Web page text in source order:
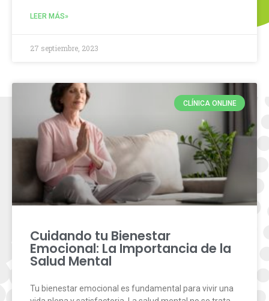
LEER MÁS»
27 septiembre, 2023
CLÍNICA ONLINE
Cuidando tu Bienestar
Emocional: La Importancia de la
Salud Mental
Tu bienestar emocional es fundamental para vivir una